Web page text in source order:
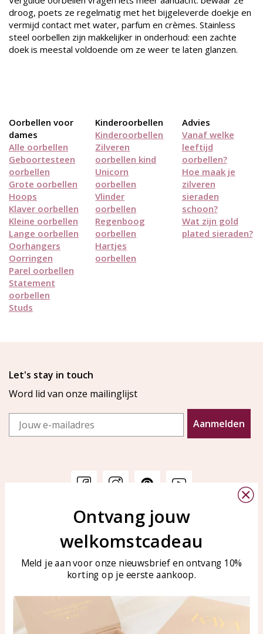
droog, poets ze regelmatig met het bijgeleverde doekje en
vermijd contact met water, parfum en crèmes. Stainless
steel oorbellen zijn makkelijker in onderhoud: een zachte
doek is meestal voldoende om ze weer te laten glanzen.
Oorbellen voor
dames
Alle oorbellen
Geboortesteen
oorbellen
Grote oorbellen
Hoops
Klaver oorbellen
Kleine oorbellen
Lange oorbellen
Oorhangers
Oorringen
Parel oorbellen
Statement
oorbellen
Studs
Kinderoorbellen
Kinderoorbellen
Zilveren
oorbellen kind
Unicorn
oorbellen
Vlinder
oorbellen
Regenboog
oorbellen
Hartjes
oorbellen
Advies
Vanaf welke
leeftijd
oorbellen?
Hoe maak je
zilveren
sieraden
schoon?
Wat zijn gold
plated sieraden?
Let's stay in touch
Word lid van onze mailinglijst
Email
Aanmelden
Veelgestelde vragen
Sieraden onderhouden
KAYA Sieraden
Bellen of WhatsApp Ma-Vr
tussen 09:00-17:00
Tel: 0850003187
WhatsApp: 0850003187
klantenservice@kayasierade
Ontvang jouw
welkomstcadeau
Meld je aan voor onze nieuwsbrief en ontvang 10%
korting op je eerste aankoop.